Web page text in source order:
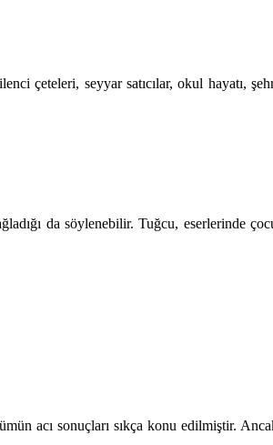
çeteleri, seyyar satıcılar, okul hayatı,
da söylenebilir. Tuğcu, eserlerinde
acı sonuçları sıkça konu edilmiştir.